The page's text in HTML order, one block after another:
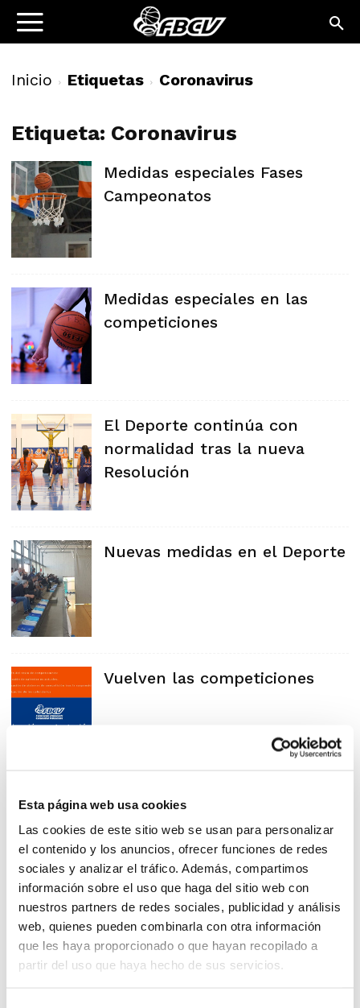
Esta página web usa cookies
Las cookies de este sitio web se usan para personalizar
el contenido y los anuncios, ofrecer funciones de redes
sociales y analizar el tráfico. Además, compartimos
información sobre el uso que haga del sitio web con
nuestros partners de redes sociales, publicidad y análisis
web, quienes pueden combinarla con otra información
que les haya proporcionado o que hayan recopilado a
partir del uso que haya hecho de sus servicios.
Inicio Etiquetas Coronavirus
Etiqueta: Coronavirus
Medidas especiales Fases
Campeonatos
Medidas especiales en las
competiciones
El Deporte continúa con
normalidad tras la nueva
Resolución
Nuevas medidas en el Deporte
Vuelven las competiciones
La Generalitat anuncia la
vuelta de todas las
competiciones
La Generalitat revisará las
medidas en el Deporte